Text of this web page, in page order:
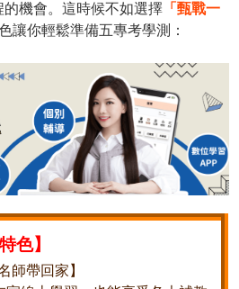
機會。這時候不如選擇 「甄戰一
讓你輕鬆準備五專考學測：
色】
師帶回家】